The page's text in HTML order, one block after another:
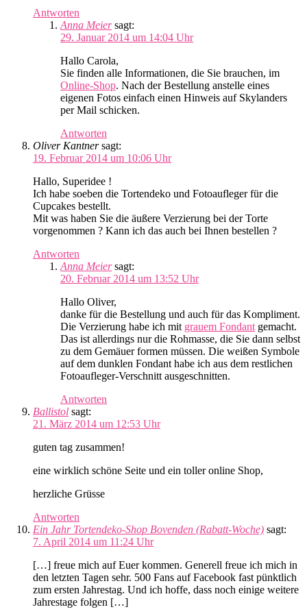
Antworten
Anna Meier sagt:
29. Januar 2014 um 14:04 Uhr
Hallo Carola,
Sie finden alle Informationen, die Sie brauchen, im
Online-Shop. Nach der Bestellung anstelle eines
eigenen Fotos einfach einen Hinweis auf Skylanders
per Mail schicken.
Antworten
Oliver Kantner sagt:
19. Februar 2014 um 10:06 Uhr
Hallo, Superidee !
Ich habe soeben die Tortendeko und Fotoaufleger für die
Cupcakes bestellt.
Mit was haben Sie die äußere Verzierung bei der Torte
vorgenommen ? Kann ich das auch bei Ihnen bestellen ?
Antworten
Anna Meier sagt:
20. Februar 2014 um 13:52 Uhr
Hallo Oliver,
danke für die Bestellung und auch für das Kompliment.
Die Verzierung habe ich mit grauem Fondant gemacht.
Das ist allerdings nur die Rohmasse, die Sie dann selbst
zu dem Gemäuer formen müssen. Die weißen Symbole
auf dem dunklen Fondant habe ich aus dem restlichen
Fotoaufleger-Verschnitt ausgeschnitten.
Antworten
Ballistol sagt:
21. März 2014 um 12:53 Uhr
guten tag zusammen!
eine wirklich schöne Seite und ein toller online Shop,
herzliche Grüsse
Antworten
Ein Jahr Tortendeko-Shop Bovenden (Rabatt-Woche) sagt:
7. April 2014 um 11:24 Uhr
[…] freue mich auf Euer kommen. Generell freue ich mich in
den letzten Tagen sehr. 500 Fans auf Facebook fast pünktlich
zum ersten Jahrestag. Und ich hoffe, dass noch einige weitere
Jahrestage folgen […]